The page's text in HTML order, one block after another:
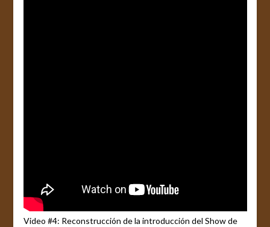
Video #4: Reconstrucción de la introducción del Show de